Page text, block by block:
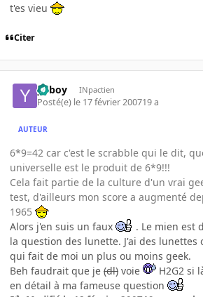
t'es vieu
Citer
yoboy INpactien
Posté(e) le 17 février 200719 a
AUTEUR
6*9=42 car c'est le scrabble qui le dit,
universelle est le produit de 6*9!!!
Cela fait partie de la culture d'un vrai
test, d'ailleurs mon score a augmenté
1965
Alors j'en suis un faux
. Le mien est
la question des lunette. J'ai des lunettes
qui fait de moi un plus ou moins geek.
Beh faudrait que je (dl) voie
H2G2 si
en détail à ma fameuse question